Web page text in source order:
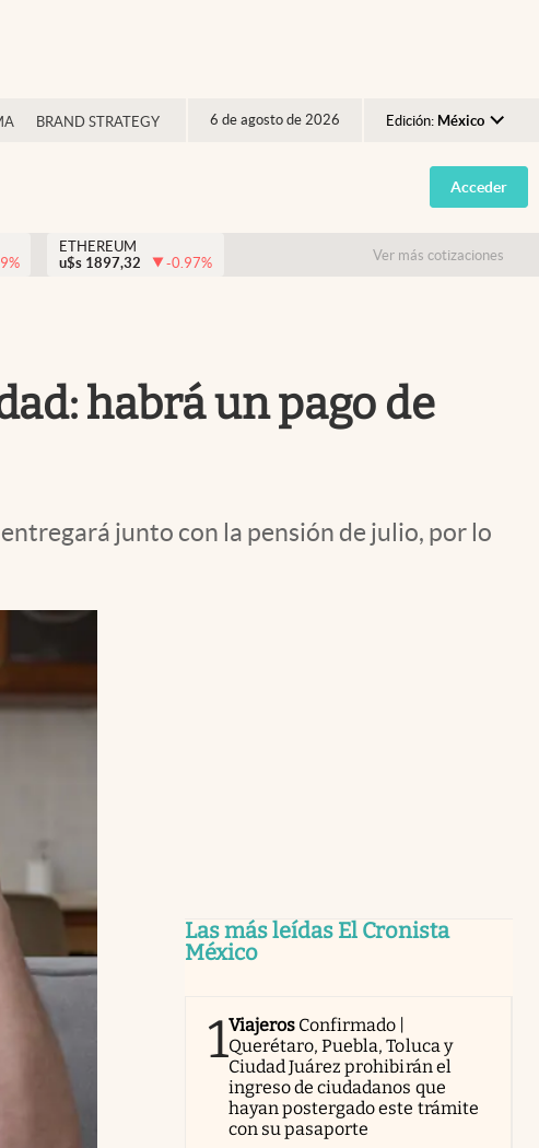
BRAND STRATEGY 6 de agosto de 2026 Edición: México
Argentina
España
USA
Acceder
%
ETHEREUM
u$s 1897,32 -0.97% Ver más cotizaciones
habrá un pago de
junto con la pensión de julio, por lo
Las más leídas El Cronista
México
1Viajeros Confirmado |
Querétaro, Puebla, Toluca y
Ciudad Juárez prohibirán el
ingreso de ciudadanos que
hayan postergado este trámite
con su pasaporte